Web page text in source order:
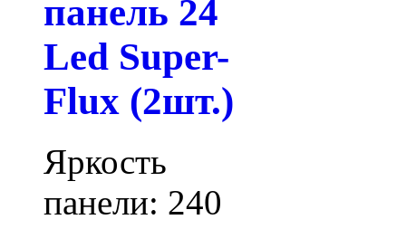
панель 24
Led Super-
Flux (2шт.)
Яркость
панели: 240